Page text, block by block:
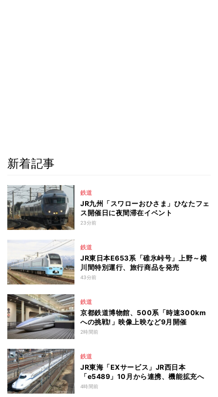
新着記事
鉄道
JR九州「スワローおひさま」ひなたフェ
ス開催日に夜間滞在イベント
23分前
鉄道
JR東日本E653系「碓氷峠号」上野～横
川間特別運行、旅行商品を発売
43分前
鉄道
京都鉄道博物館、500系「時速300km
への挑戦!」映像上映など9月開催
2時間前
鉄道
JR東海「EXサービス」JR西日本
「e5489」10月から連携、機能拡充へ
4時間前